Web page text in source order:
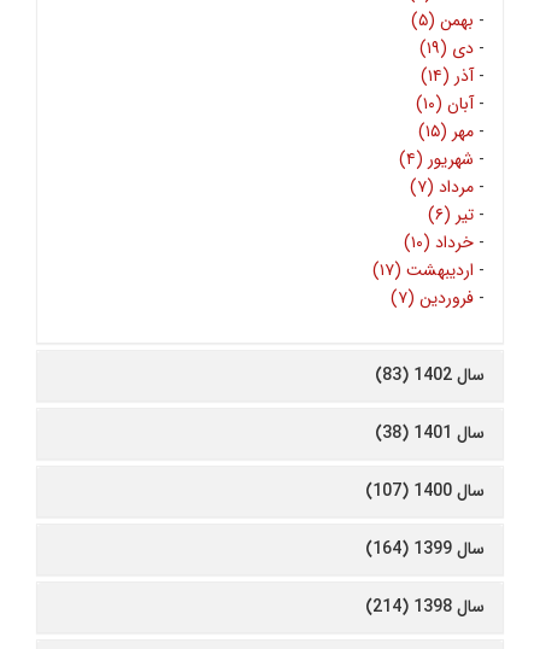
- بهمن (۵)
- دی (۱۹)
-آذر (۱۴)
-آبان (۱۰)
- مهر (۱۵)
- شهریور (۴)
- مرداد (۷)
- تیر (۶)
- خرداد (۱۰)
- اردیبهشت (۱۷)
- فروردین (۷)
سال 1402 (83)
سال 1401 (38)
سال 1400 (107)
سال 1399 (164)
سال 1398 (214)